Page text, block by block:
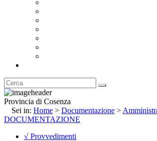
Provincia di Cosenza
Sei in: Home > Documentazione >
DOCUMENTAZIONE
√ Provvedimenti